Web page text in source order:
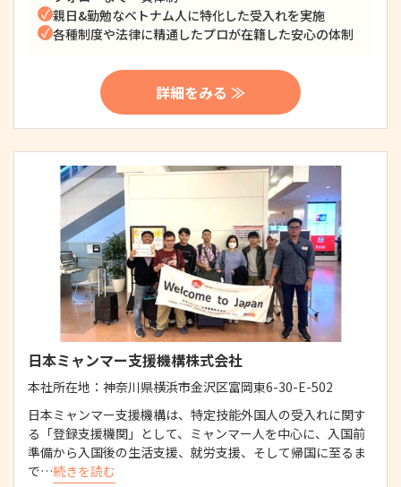
親日&勤勉なベトナム人に特化した受入れを実施
各種制度や法律に精通したプロが在籍した安心の体制
詳細をみる ≫
日本ミャンマー支援機構株式会社
本社所在地： 神奈川県横浜市金沢区富岡東6-30-E-502
日本ミャンマー支援機構は、特定技能外国人の受入れに関す
る「登録支援機関」として、ミャンマー人を中心に、入国前
準備から入国後の生活支援、就労支援、そして帰国に至るま
で…続きを読む